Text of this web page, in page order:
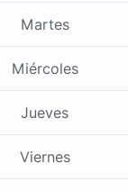
Martes
Miércoles
Jueves
Viernes